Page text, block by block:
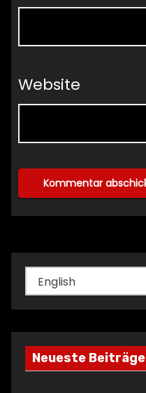
Website
Sprache
auswählen
Neueste Beiträge